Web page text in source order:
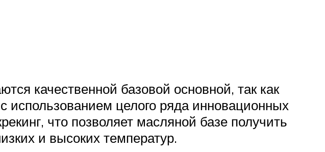
качественной базовой основной, так как
использованием целого ряда инновационных
что позволяет масляной базе получить
и высоких температур.